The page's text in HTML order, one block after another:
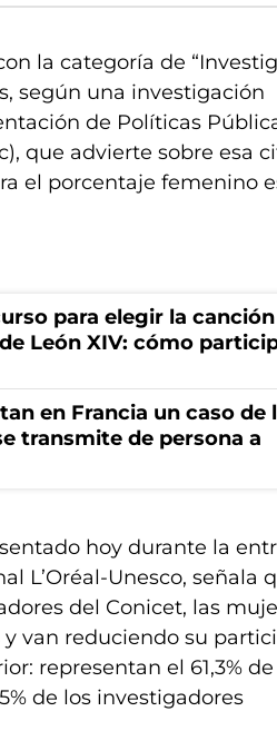
la categoría de
según una investigación
de Políticas
que advierte sobre esa
el porcentaje femenino
para elegir la canción
León XIV: cómo
en Francia un caso de
transmite de persona a
hoy durante la
L’Oréal-Unesco, señala
del Conicet, las
van reduciendo su
representan el 61,3%
de los investigadores